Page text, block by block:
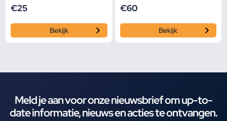
€25
Bekijk
€60
Bekijk
Meld je aan voor onze nieuwsbrief om up-to-
date informatie, nieuws en acties te ontvangen.